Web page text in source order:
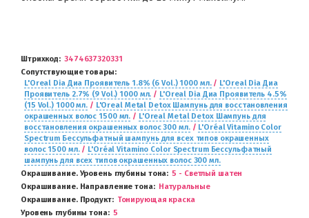
Штрихкод
3474637320331
Сопутствующие товары
L'Oreal Dia Диа Проявитель 1.8% (6 Vol.) 1000 мл./ L'Oreal Dia Диа
Проявитель 2.7% (9 Vol.) 1000 мл. / L'Oreal Dia Диа Проявитель 4.5%
(15 Vol.) 1000 мл./ L'Oreal Metal Detox Шампунь для восстановления
окрашенных волос 1500 мл. / L'Oreal Metal Detox Шампунь для
восстановления окрашенных волос 300 мл./ L'Oréal Vitamino Color
Spectrum Бессульфатный шампунь для всех типов окрашенных
волос 1500 мл./ L'Oréal Vitamino Color Spectrum Бессульфатный
шампунь для всех типов окрашенных волос 300 мл.
Окрашивание. Уровень глубины тона
5 - Светлый шатен
Окрашивание. Направление тона
Натуральные
Окрашивание. Продукт
Тонирующая краска
Уровень глубины тона
5